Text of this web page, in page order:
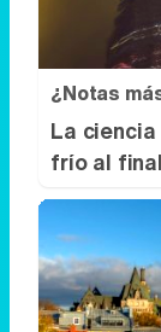
¿Notas
La
frío al